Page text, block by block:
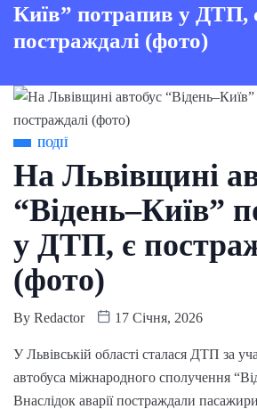
Київ” потрапив у ДТП,
постраждалі (фото)
ПОДІЇ
На Львівщині
“Відень–Київ”
у ДТП, є
(фото)
By Redactor 17 Січня, 2026
У Львівській області сталася ДТП за
автобуса міжнародного сполучення
Внаслідок аварії постраждали